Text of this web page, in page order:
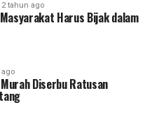
2 tahun ago
Harus Bijak dalam
Diserbu Ratusan